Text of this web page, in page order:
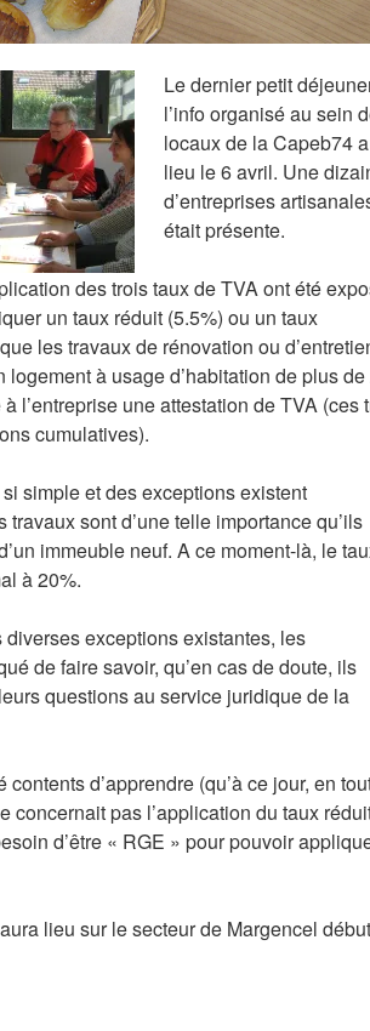
Le dernier petit
l’info organisé au sein
locaux de la Capeb74
lieu le 6 avril. Une
d’entreprises
était présente.
des trois taux de TVA ont été
un taux réduit (5.5%) ou un taux
les travaux de rénovation ou
logement à usage d’habitation de plus de
l’entreprise une attestation de TVA (ces
cumulatives).
simple et des exceptions existent
sont d’une telle importance qu’ils
immeuble neuf. A ce moment-là, le
à 20%.
exceptions existantes, les
de faire savoir, qu’en cas de doute, ils
questions au service juridique de la
contents d’apprendre (qu’à ce jour, en
concernait pas l’application du taux
d’être « RGE » pour pouvoir
lieu sur le secteur de Margencel